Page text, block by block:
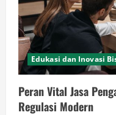
Edukasi dan Inovasi
Peran Vital Jasa
Regulasi Modern